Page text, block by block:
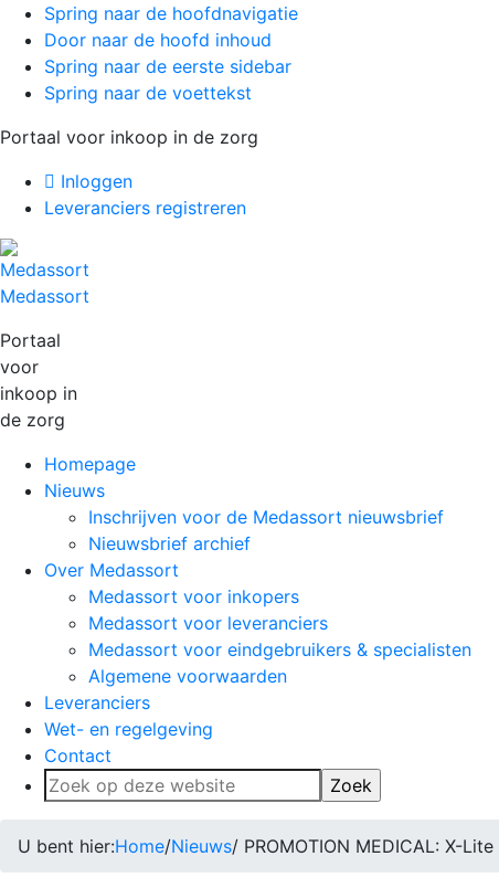
Spring naar de hoofdnavigatie
Door naar de hoofd inhoud
Spring naar de eerste sidebar
Spring naar de voettekst
Portaal voor inkoop in de zorg
Inloggen
Leveranciers registreren
Medassort
Portaal
voor
inkoop in
de zorg
Homepage
Nieuws
Inschrijven voor de Medassort nieuwsbrief
Nieuwsbrief archief
Over Medassort
Medassort voor inkopers
Medassort voor leveranciers
Medassort voor eindgebruikers & specialisten
Algemene voorwaarden
Leveranciers
Wet- en regelgeving
Contact
Zoek
op
deze
website
U bent hier:Home/Nieuws/ PROMOTION MEDICAL: X-